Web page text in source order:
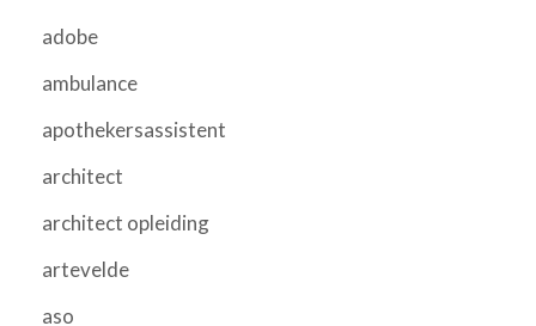
adobe
ambulance
apothekersassistent
architect
architect opleiding
artevelde
aso